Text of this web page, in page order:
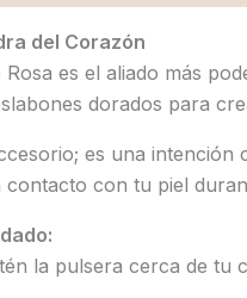
del Corazón
es el aliado más
dorados para
es una intención
con tu piel
la pulsera cerca de tu